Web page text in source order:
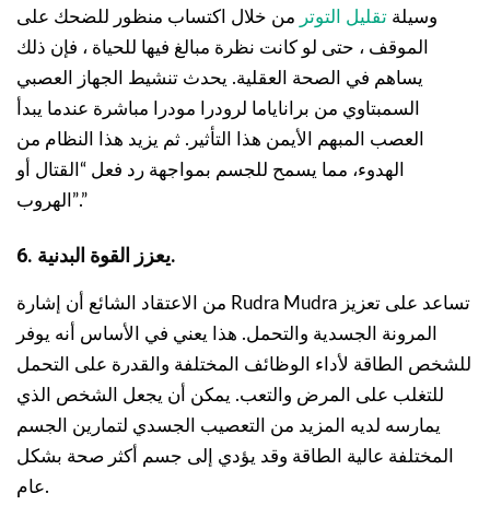
وسيلة تقليل التوتر من خلال اكتساب منظور للضحك على
الموقف ، حتى لو كانت نظرة مبالغ فيها للحياة ، فإن ذلك
يساهم في الصحة العقلية. يحدث تنشيط الجهاز العصبي
السمبتاوي من براناياما لرودرا مودرا مباشرة عندما يبدأ
العصب المبهم الأيمن هذا التأثير. ثم يزيد هذا النظام من
الهدوء، مما يسمح للجسم بمواجهة رد فعل “القتال أو
الهروب”.”
6. يعزز القوة البدنية.
من الاعتقاد الشائع أن إشارة Rudra Mudra تساعد على تعزيز
المرونة الجسدية والتحمل. هذا يعني في الأساس أنه يوفر
للشخص الطاقة لأداء الوظائف المختلفة والقدرة على التحمل
للتغلب على المرض والتعب. يمكن أن يجعل الشخص الذي
يمارسه لديه المزيد من التعصيب الجسدي لتمارين الجسم
المختلفة عالية الطاقة وقد يؤدي إلى جسم أكثر صحة بشكل
عام.